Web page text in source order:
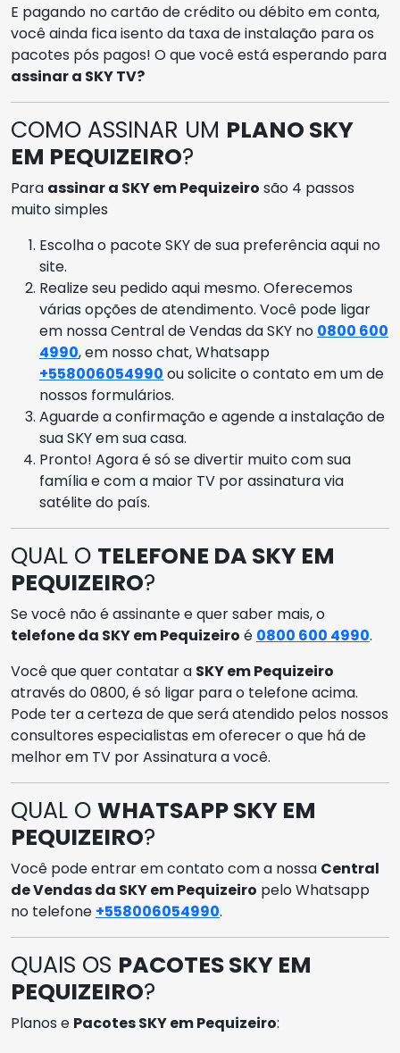
E pagando no cartão de crédito ou débito em conta,
você ainda fica isento da taxa de instalação para os
pacotes pós pagos! O que você está esperando para
assinar a SKY TV?
COMO ASSINAR UM PLANO SKY
EM PEQUIZEIRO?
Para assinar a SKY em Pequizeiro são 4 passos
muito simples
Escolha o pacote SKY de sua preferência aqui no
site.
Realize seu pedido aqui mesmo. Oferecemos
várias opções de atendimento. Você pode ligar
em nossa Central de Vendas da SKY no 0800 600
4990, em nosso chat, Whatsapp
+558006054990 ou solicite o contato em um de
nossos formulários.
Aguarde a confirmação e agende a instalação de
sua SKY em sua casa.
Pronto! Agora é só se divertir muito com sua
família e com a maior TV por assinatura via
satélite do país.
QUAL O TELEFONE DA SKY EM
PEQUIZEIRO?
Se você não é assinante e quer saber mais, o
telefone da SKY em Pequizeiro é 0800 600 4990.
Você que quer contatar a SKY em Pequizeiro
através do 0800, é só ligar para o telefone acima.
Pode ter a certeza de que será atendido pelos nossos
consultores especialistas em oferecer o que há de
melhor em TV por Assinatura a você.
QUAL O WHATSAPP SKY EM
PEQUIZEIRO?
Você pode entrar em contato com a nossa Central
de Vendas da SKY em Pequizeiro pelo Whatsapp
no telefone +558006054990.
QUAIS OS PACOTES SKY EM
PEQUIZEIRO?
Planos e Pacotes SKY em Pequizeiro: